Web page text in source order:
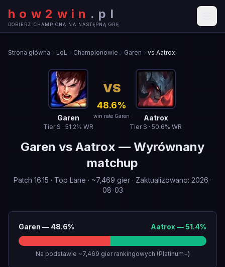
how2win . pl
DOBIERZ CHAMPIONA NA NASTĘPNĄ GRĘ
Strona główna LoL Championowie Garen vs Aatrox
Garen
Tier S · 51.2% WR
VS
48.6%
win rate Garen Aatrox
Tier S · 50.6% WR
Garen vs Aatrox — Wyrównany
matchup
Patch 16.15 · Top Lane · ~7,469 gier · Zaktualizowano: 2026-
08-03
Garen — 48.6% Aatrox —51.4%
Na podstawie ~7,469 gier rankingowych (Platinum+)